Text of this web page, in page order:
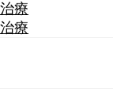
療
療